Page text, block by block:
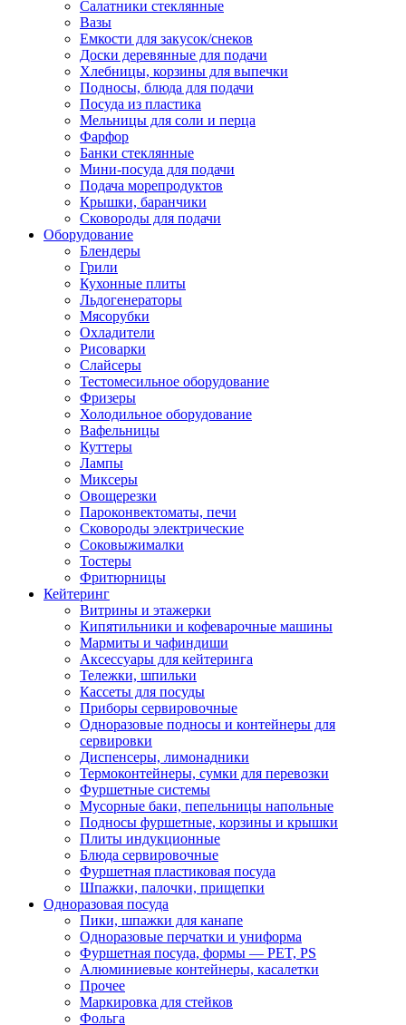
Салатники стеклянные
Вазы
Емкости для закусок/снеков
Доски деревянные для подачи
Хлебницы, корзины для выпечки
Подносы, блюда для подачи
Посуда из пластика
Мельницы для соли и перца
Фарфор
Банки стеклянные
Мини-посуда для подачи
Подача морепродуктов
Крышки, баранчики
Сковороды для подачи
Оборудование
Блендеры
Грили
Кухонные плиты
Льдогенераторы
Мясорубки
Охладители
Рисоварки
Слайсеры
Тестомесильное оборудование
Фризеры
Холодильное оборудование
Вафельницы
Куттеры
Лампы
Миксеры
Овощерезки
Пароконвектоматы, печи
Сковороды электрические
Соковыжималки
Тостеры
Фритюрницы
Кейтеринг
Витрины и этажерки
Кипятильники и кофеварочные машины
Мармиты и чафиндиши
Аксессуары для кейтеринга
Тележки, шпильки
Кассеты для посуды
Приборы сервировочные
Одноразовые подносы и контейнеры для
сервировки
Диспенсеры, лимонадники
Термоконтейнеры, сумки для перевозки
Фуршетные системы
Мусорные баки, пепельницы напольные
Подносы фуршетные, корзины и крышки
Плиты индукционные
Блюда сервировочные
Фуршетная пластиковая посуда
Шпажки, палочки, прищепки
Одноразовая посуда
Пики, шпажки для канапе
Одноразовые перчатки и униформа
Фуршетная посуда, формы — PET, PS
Алюминиевые контейнеры, касалетки
Прочее
Маркировка для стейков
Фольга